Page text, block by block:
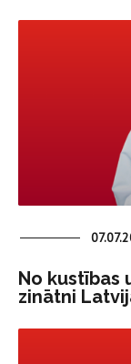
No kustības
zinātni